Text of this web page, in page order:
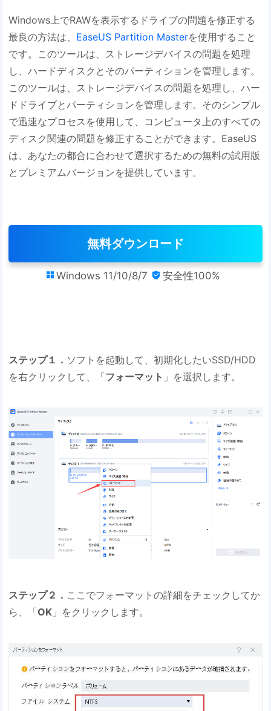
Windows上でRAWを表示するドライブの問題を修正する
最良の方法は、 EaseUS Partition Masterを使用すること
です。このツールは、ストレージデバイスの問題を処理
し、ハードディスクとそのパーティションを管理します。
このツールは、ストレージデバイスの問題を処理し、ハー
ドドライブとパーティションを管理します。そのシンプル
で迅速なプロセスを使用して、コンピュータ上のすべての
ディスク関連の問題を修正することができます。EaseUS
は、あなたの都合に合わせて選択するための無料の試用版
とプレミアムバージョンを提供しています。
無料ダウンロード
 Windows 11/10/8/7  安全性100%
ステップ１． ソフトを起動して、初期化したいSSD/HDD
を右クリックして、「フォーマット 」を選択します。
ステップ２． ここでフォーマットの詳細をチェックしてか
ら、「OK 」をクリックします。